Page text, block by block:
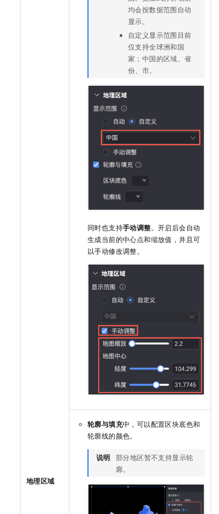
地理区域
均会按数据范围自动
显示。
自定义显示范围目前
仅支持全球洲和国
家；中国的区域、省
份、市。
同时也支持手动调整。开启后会自动
生成当前的中心点和缩放值，并且可
以手动修改调整。
轮廓与填充中，可以配置区块底色和
轮廓线的颜色。
说明 部分地区暂不支持显示轮
廓。